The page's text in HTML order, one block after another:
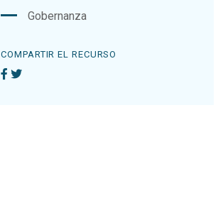
Gobernanza
COMPARTIR EL RECURSO